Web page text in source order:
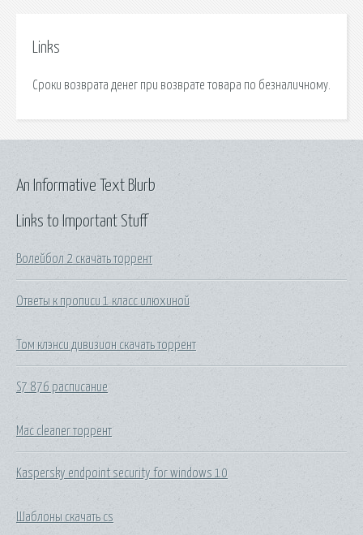
Links
Сроки возврата денег при возврате товара по безналичному.
Links to Important Stuff
Волейбол 2 скачать торрент
Ответы к прописи 1 класс илюхиной
Том клэнси дивизион скачать торрент
S7 876 расписание
Mac cleaner торрент
Kaspersky endpoint security for windows 10
Шаблоны скачать cs
An Informative Text Blurb